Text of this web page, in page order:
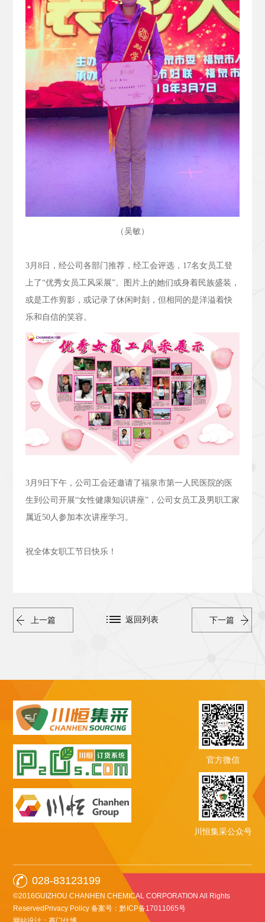
（吴敏）
3月 8日，经公司各部门推荐，经工会评选， 17名女员工登
上了“优秀女员工风采展”。图片上的她们或身着民族盛装，
或是工作剪影，或记录了休闲时刻，但相同的是洋溢着快
乐和自信的笑容。
3月 9日下午，公司工会还邀请了福泉市第一人民医院的医
生到公司开展“女性健康知识讲座”，公司女员工及男职工家
属近50人参加本次讲座学习。
祝全体女职工节日快乐！
上一篇 下一篇
返回列表
官方微信
川恒集采公众号
028-83123199
©2016GUIZHOU CHANHEN CHEMICAL CORPORATION All Rights
ReservedPrivacy Policy备案号：黔ICP备17011065号